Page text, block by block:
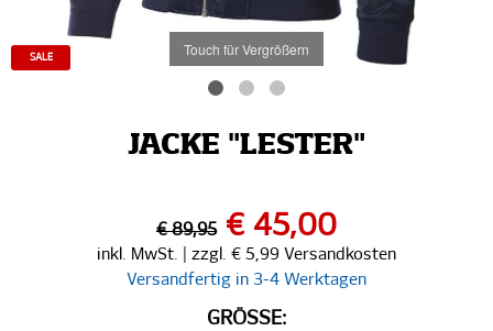
Touch für Vergrößern
SALE
JACKE "LESTER"
€ 89,95 € 45,00
inkl. MwSt. | zzgl. € 5,99 Versandkosten
Versandfertig in 3-4 Werktagen
GRÖSSE: